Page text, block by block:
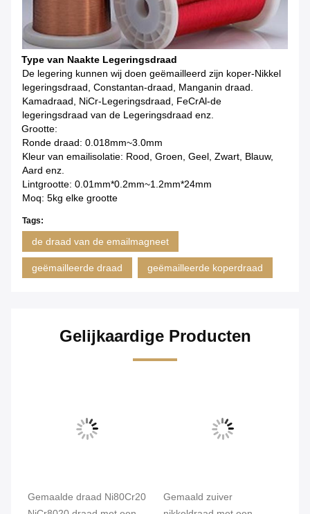
Type van Naakte Legeringsdraad
De legering kunnen wij doen geëmailleerd zijn koper-Nikkel
legeringsdraad, Constantan-draad, Manganin draad.
Kamadraad, NiCr-Legeringsdraad, FeCrAl-de
legeringsdraad van de Legeringsdraad enz.
Grootte:
Ronde draad: 0.018mm~3.0mm
Kleur van emailisolatie: Rood, Groen, Geel, Zwart, Blauw,
Aard enz.
Lintgrootte: 0.01mm*0.2mm~1.2mm*24mm
Moq: 5kg elke grootte
Tags:
de draad van de emailmagneet
geëmailleerde draad geëmailleerde koperdraad
Gelijkaardige Producten
Gemaalde draad Ni80Cr20
Gemaald zuiver